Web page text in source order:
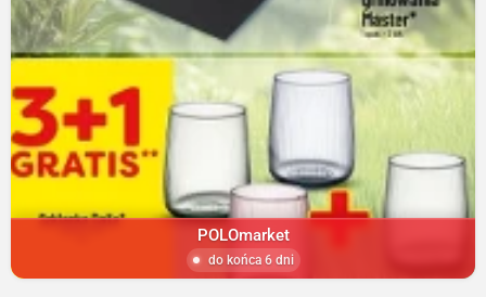
POLOmarket
do końca 6 dni